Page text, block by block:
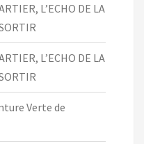
L’ECHO DE LA
L’ECHO DE LA
Verte de